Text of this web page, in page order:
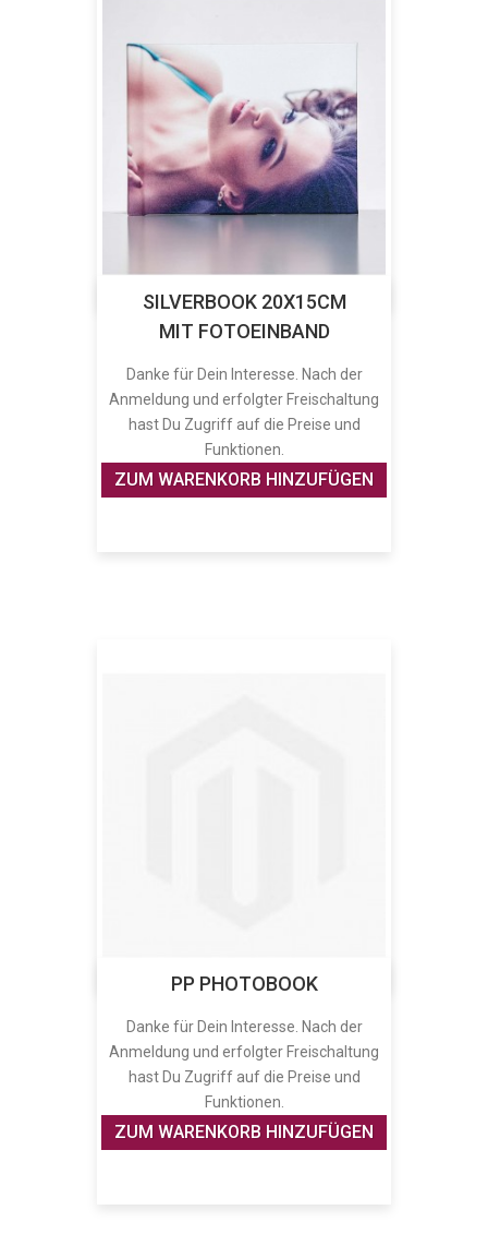
SILVERBOOK 20X15CM
MIT FOTOEINBAND
Danke für Dein Interesse. Nach der
Anmeldung und erfolgter Freischaltung
hast Du Zugriff auf die Preise und
Funktionen.
ZUM WARENKORB HINZUFÜGEN
PP PHOTOBOOK
Danke für Dein Interesse. Nach der
Anmeldung und erfolgter Freischaltung
hast Du Zugriff auf die Preise und
Funktionen.
ZUM WARENKORB HINZUFÜGEN